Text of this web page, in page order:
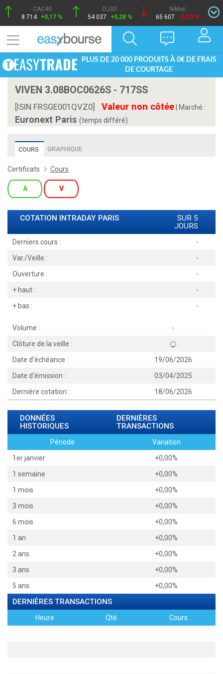
CAC40
8 714 +0,17 %
DJ30
54 037
+0,28 %
Nikkei
65 607
-0,12 %
PLUS DE 20 000 PRODUITS À 0€ DE FRAIS
DE COURTAGE
VIVEN 3.08BOC0626S - 717SS
[ISIN FRSGE001QVZ0] Valeur non côtée Marché :
Euronext Paris (temps différé)
COURS GRAPHIQUE
Certificats Cours
A V
COTATION INTRADAY PARIS
SUR 5
JOURS
Derniers cours :
-
Var./Veille :
-
Ouverture :
-
+ haut :
-
+ bas :
-
Volume :
-
Clôture de la veille :
Date d'échéance :
19/06/2026
Date d'émission :
03/04/2025
Dernière cotation :
18/06/2026
DONNÉES
HISTORIQUES
DERNIÈRES
TRANSACTIONS
Période
Variation
1er janvier
+0,00%
1 semaine
+0,00%
1 mois
+0,00%
3 mois
+0,00%
6 mois
+0,00%
1 an
+0,00%
2 ans
+0,00%
3 ans
+0,00%
5 ans
+0,00%
DERNIÈRES TRANSACTIONS
Heure Qté. Cours